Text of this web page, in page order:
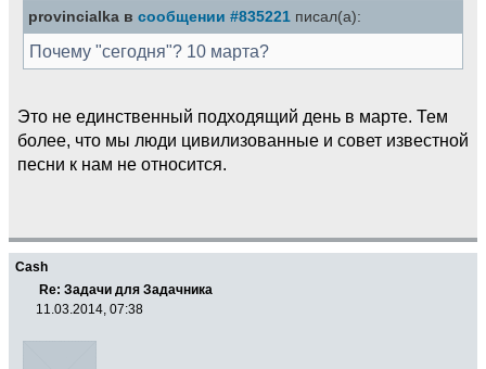
provincialka в сообщении #835221 писал(а):
Почему "сегодня"? 10 марта?
Это не единственный подходящий день в марте. Тем
более, что мы люди цивилизованные и совет известной
песни к нам не относится.
Cash
Re: Задачи для Задачника
11.03.2014, 07:38